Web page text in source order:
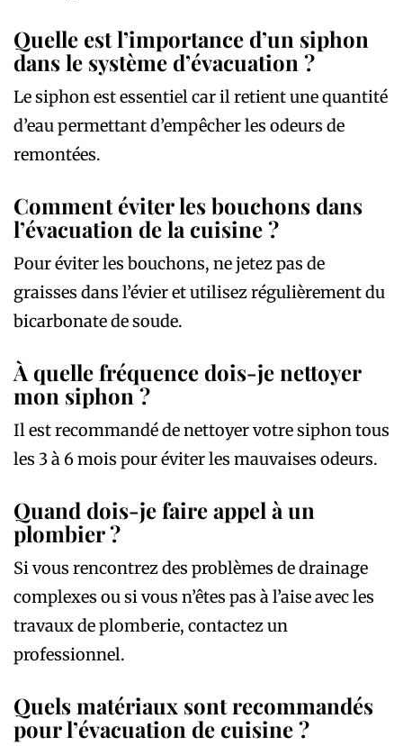
Quelle est l’importance d’un siphon
dans le système d’évacuation ?
Le siphon est essentiel car il retient une quantité
d’eau permettant d’empêcher les odeurs de
remontées.
Comment éviter les bouchons dans
l’évacuation de la cuisine ?
Pour éviter les bouchons, ne jetez pas de
graisses dans l’évier et utilisez régulièrement du
bicarbonate de soude.
À quelle fréquence dois-je nettoyer
mon siphon ?
Il est recommandé de nettoyer votre siphon tous
les 3 à 6 mois pour éviter les mauvaises odeurs.
Quand dois-je faire appel à un
plombier ?
Si vous rencontrez des problèmes de drainage
complexes ou si vous n’êtes pas à l’aise avec les
travaux de plomberie, contactez un
professionnel.
Quels matériaux sont recommandés
pour l’évacuation de cuisine ?